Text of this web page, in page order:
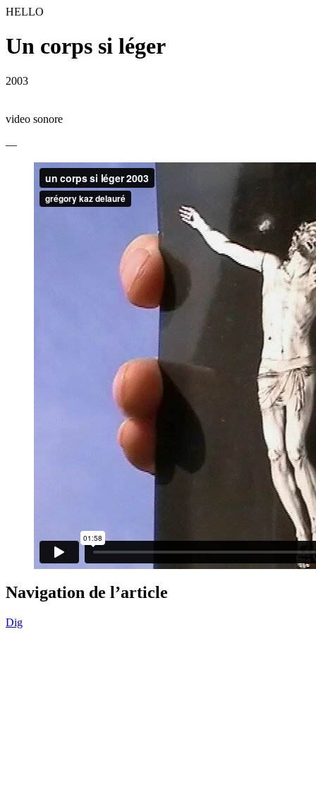
HELLO
Un corps si léger
2003
video sonore
—
Navigation de l’article
Dig